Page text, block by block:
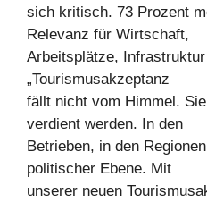
sich kritisch. 73 Prozent
Relevanz für Wirtschaft,
Arbeitsplätze,
„Tourismusakzeptanz
fällt nicht vom Himmel.
verdient werden. In den
Betrieben, in den
politischer Ebene. Mit
unserer neuen